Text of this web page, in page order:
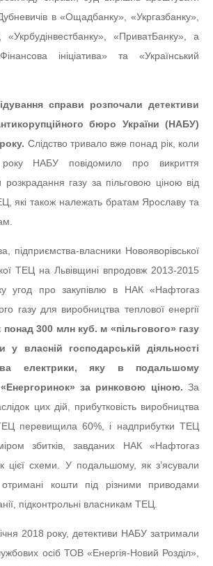
в «Ощадбанку», «Укргазбанку»,
«Укрбудінвестбанку», «ПриватБанку», а
ініціатива» та «Український
справи розпочали детективи
бюро України (НАБУ)
Слідство тривало вже понад рік, коли
НАБУ повідомило про викриття
газу за пільговою ціною від
які також належать братам Ярославу та
підприємства-власники Новояворівської
ТЕЦ на Львівщині впродовж 2013-2015
угод про закупівлю в НАК «Нафтогаз
газу для виробництва теплової енергії
понад 300 млн куб. м «пільгового» газу
у власній господарській діяльності
електрики, яку в подальшому
за ринковою ціною. За
цих дій, прибутковість виробництва
перевищила 60%, і надприбутки ТЕЦ
збитків, завданих НАК «Нафтогаз
цієї схеми. У подальшому, як з’ясували
кошти під різними приводами
підконтрольні власникам ТЕЦ.
2018 року, детективи НАБУ затримали
осіб ТОВ «Енергія-Новий Розділ»,